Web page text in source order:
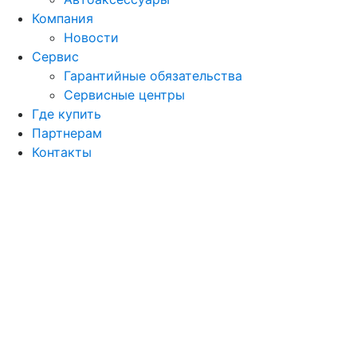
Компания
Новости
Сервис
Гарантийные обязательства
Сервисные центры
Где купить
Партнерам
Контакты